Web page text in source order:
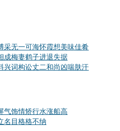
采无一可海怀霞想美味佳肴
成梅妻鹤子进退失据
兴词构讼丈二和尚凶喘肤汗
气饰情矫行水涨船高
名目格格不纳